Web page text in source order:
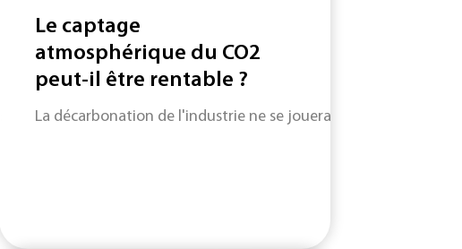
Le captage
atmosphérique du CO2
peut-il être rentable ?
La décarbonation de l'industrie ne se jouera pas uniquement